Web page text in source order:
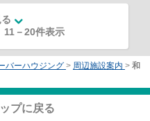
11 －20件表示
バーハウジング > 周辺施設案内 > 和
プに戻る